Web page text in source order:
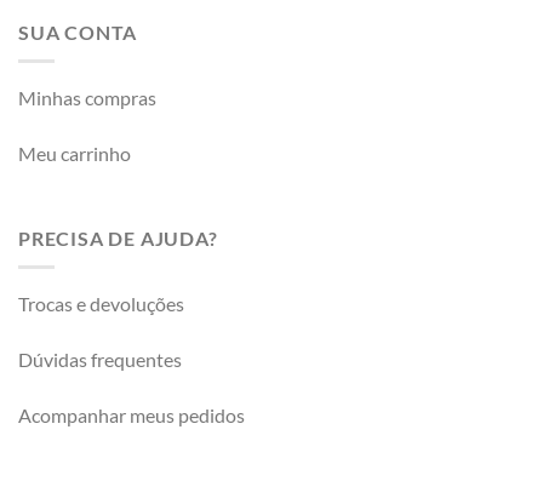
SUA CONTA
Minhas compras
Meu carrinho
PRECISA DE AJUDA?
Trocas e devoluções
Dúvidas frequentes
Acompanhar meus pedidos